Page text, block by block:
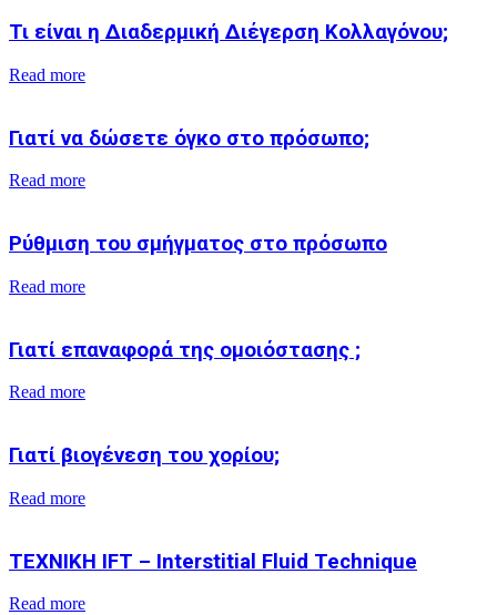
Τι είναι η Διαδερμική Διέγερση Κολλαγόνου;
Read more
Γιατί να δώσετε όγκο στο πρόσωπο;
Read more
Ρύθμιση του σμήγματος στο πρόσωπο
Read more
Γιατί επαναφορά της ομοιόστασης ;
Read more
Γιατί βιογένεση του χορίου;
Read more
ΤΕΧΝΙΚΗ IFT – Interstitial Fluid Technique
Read more